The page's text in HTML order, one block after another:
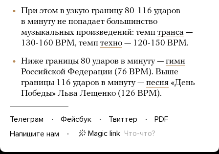
При этом в узкую границу 80-116 ударов
в минуту не попадает большинство
музыкальных произведений: темп транса —
130-160 BPM, темп техно — 120-150 BPM.
Ниже границы 80 ударов в минуту — гимн
Российской Федерации (76 BPM). Выше
границы 116 ударов в минуту — песня «День
Победы» Льва Лещенко (126 BPM).
Телеграм Фейсбук Твиттер
PDF
Напишите нам
Magic link Что-что?